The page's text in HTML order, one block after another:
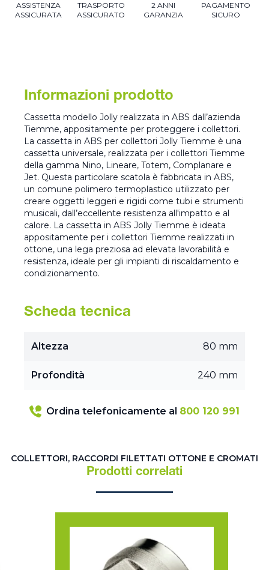
ASSISTENZA
ASSICURATA
TRASPORTO
ASSICURATO
2 ANNI
GARANZIA
PAGAMENTO
SICURO
Informazioni prodotto
Cassetta modello Jolly realizzata in ABS dall’azienda
Tiemme, appositamente per proteggere i collettori.
La cassetta in ABS per collettori Jolly Tiemme è una
cassetta universale, realizzata per i collettori Tiemme
della gamma Nino, Lineare, Totem, Complanare e
Jet. Questa particolare scatola è fabbricata in ABS,
un comune polimero termoplastico utilizzato per
creare oggetti leggeri e rigidi come tubi e strumenti
musicali, dall’eccellente resistenza all'impatto e al
calore. La cassetta in ABS Jolly Tiemme è ideata
appositamente per i collettori Tiemme realizzati in
ottone, una lega preziosa ad elevata lavorabilità e
resistenza, ideale per gli impianti di riscaldamento e
condizionamento.
Scheda tecnica
Altezza 80 mm
Profondità 240 mm
Ordina telefonicamente al 800 120 991
COLLETTORI, RACCORDI FILETTATI OTTONE E CROMATI
Prodotti correlati